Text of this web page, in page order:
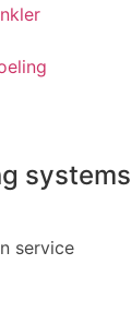
systems
service